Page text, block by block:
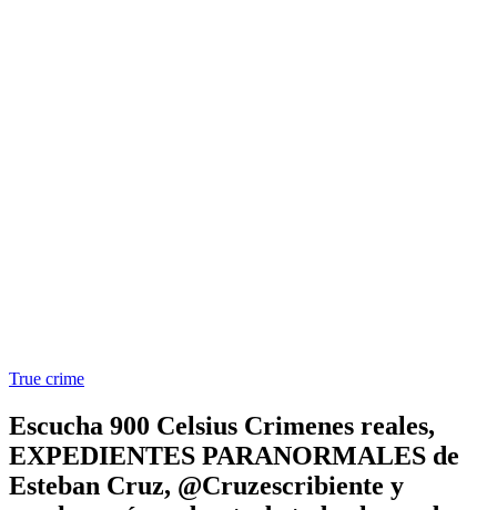
True crime
Escucha 900 Celsius Crimenes reales,
EXPEDIENTES PARANORMALES de
Esteban Cruz, @Cruzescribiente y